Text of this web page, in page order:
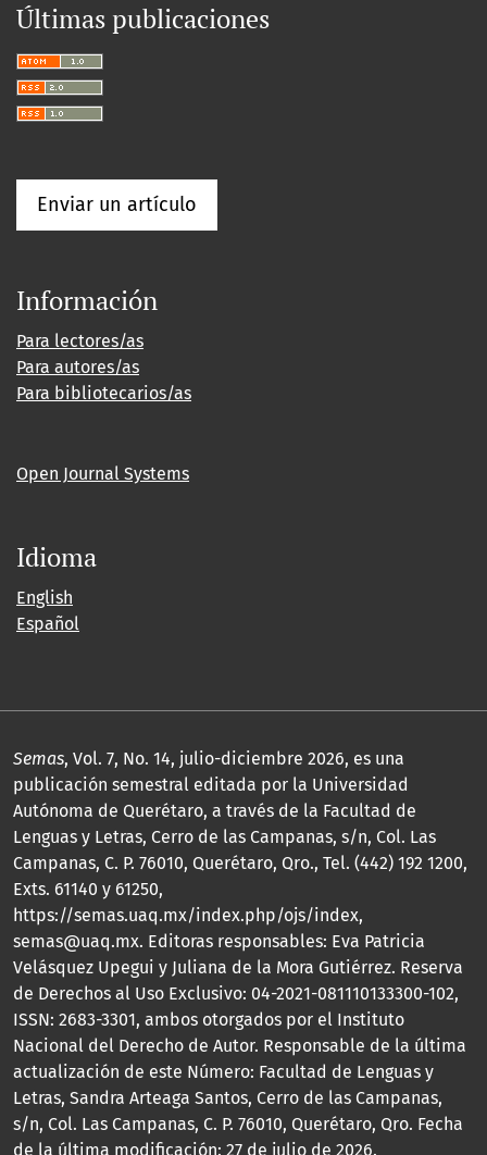
Últimas publicaciones
Enviar un artículo
Información
Para lectores/as
Para autores/as
Para bibliotecarios/as
Open Journal Systems
Idioma
English
Español
Semas, Vol. 7, No. 14, julio-diciembre 2026, es una
publicación semestral editada por la Universidad
Autónoma de Querétaro, a través de la Facultad de
Lenguas y Letras, Cerro de las Campanas, s/n, Col. Las
Campanas, C. P. 76010, Querétaro, Qro., Tel. (442) 192 1200,
Exts. 61140 y 61250,
https://semas.uaq.mx/index.php/ojs/index,
semas@uaq.mx. Editoras responsables: Eva Patricia
Velásquez Upegui y Juliana de la Mora Gutiérrez. Reserva
de Derechos al Uso Exclusivo: 04-2021-081110133300-102,
ISSN: 2683-3301, ambos otorgados por el Instituto
Nacional del Derecho de Autor. Responsable de la última
actualización de este Número: Facultad de Lenguas y
Letras, Sandra Arteaga Santos, Cerro de las Campanas,
s/n, Col. Las Campanas, C. P. 76010, Querétaro, Qro. Fecha
de la última modificación: 27 de julio de 2026.